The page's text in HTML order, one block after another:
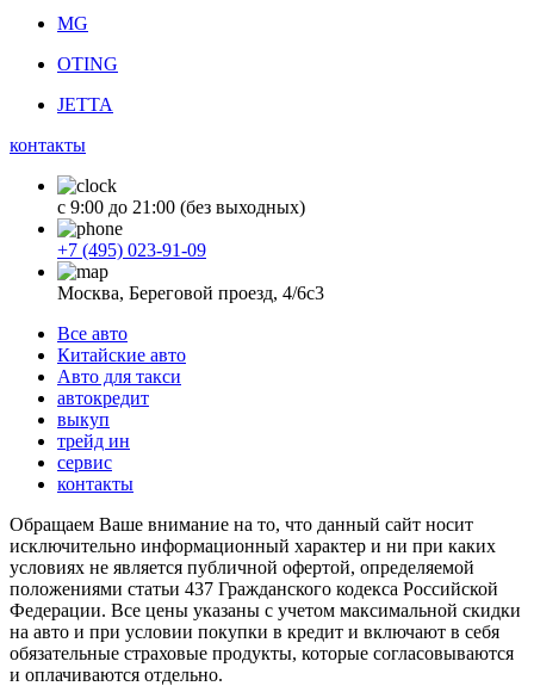
MG
OTING
JETTA
контакты
с 9:00 до 21:00 (без выходных)
+7 (495) 023-91-09
Москва, Береговой проезд, 4/6с3
Все авто
Китайские авто
Авто для такси
автокредит
выкуп
трейд ин
сервис
контакты
Обращаем Ваше внимание на то, что данный сайт носит
исключительно информационный характер и ни при каких
условиях не является публичной офертой, определяемой
положениями статьи 437 Гражданского кодекса Российской
Федерации. Все цены указаны с учетом максимальной скидки
на авто и при условии покупки в кредит и включают в себя
обязательные страховые продукты, которые согласовываются
и оплачиваются отдельно.